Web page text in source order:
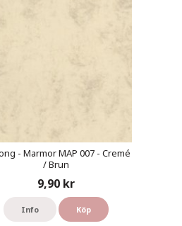
- Marmor MAP 007 - Cremé
/ Brun
9,90 kr
Info Köp